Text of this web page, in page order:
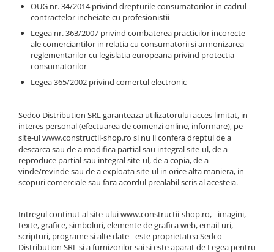
OUG nr. 34/2014 privind drepturile consumatorilor in cadrul
contractelor incheiate cu profesionistii
Legea nr. 363/2007 privind combaterea practicilor incorecte
ale comerciantilor in relatia cu consumatorii si armonizarea
reglementarilor cu legislatia europeana privind protectia
consumatorilor
Legea 365/2002 privind comertul electronic
Sedco Distribution SRL garanteaza utilizatorului acces limitat, in
interes personal (efectuarea de comenzi online, informare), pe
site-ulwww.constructii-shop.ro si nu ii confera dreptul de a
descarca sau de a modifica partial sau integral site-ul, de a
reproduce partial sau integral site-ul, de a copia, de a
vinde/revinde sau de a exploata site-ul in orice alta maniera, in
scopuri comerciale sau fara acordul prealabil scris al acesteia.
Intregul continut al site-ului www.constructii-shop.ro, - imagini,
texte, grafice, simboluri, elemente de grafica web, email-uri,
scripturi, programe si alte date - este proprietatea Sedco
Distribution SRL si a furnizorilor sai si este aparat de Legea pentru